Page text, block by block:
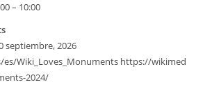
– 10:00
septiembre, 2026
Wiki_Loves_Monuments https://wikimed
2024/